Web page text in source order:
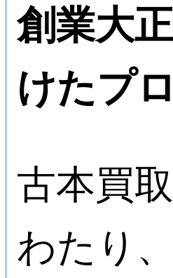
創業大
けたプ
古本買
わたり